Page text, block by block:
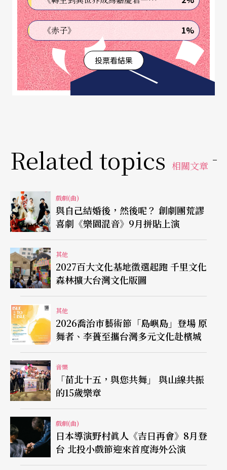
《赤子》 1%
投票看結果
Related topics 相關文章
戲劇(曲)
與自己結婚後，然後呢？ 創劇團荒謬
喜劇《樂園混音》9月拼貼上演
其他
2027百大文化基地徵選起跑 千里文化
森林擴大台灣文化版圖
其他
2026喬治市藝術節「島嶼島」登場 原
舞者、李蕢至攜台灣多元文化赴檳城
音樂
「苗北十五，與您共舞」 與山線共振
的15歲樂章
戲劇(曲)
日本導演野村眞人《吉日再會》8月登
台 北投小戲節迎來首度海外公演